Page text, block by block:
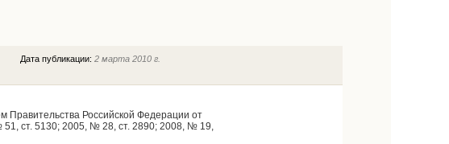
Дата публикации:2 марта 2010 г.
Правительства Российской Федерации от
ст. 5130; 2005, № 28, ст. 2890; 2008, № 19,